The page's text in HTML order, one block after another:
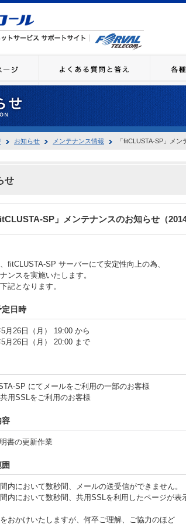
お知らせ メンテナンス情報 「fitCLUSTA-SP」メン
せ
SP」メンテナンスのお知らせ（
fitCLUSTA-SP サーバーにて安定性向上の為、
ンスを実施いたします。
記となります。
日時
月26日（月） 19:00 から
月26日（月） 20:00 まで
SP にてメールをご利用の一部のお客様
用SSLをご利用のお客様
容
書の更新作業
内において数秒間、メールの送受信ができません。
内において数秒間、共用SSLを利用したページが表
おかけいたしますが、何卒ご理解、ご協力のほど